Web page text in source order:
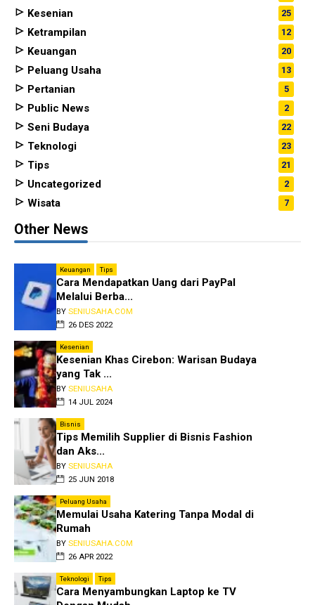
Kesenian 25
Ketrampilan 12
Keuangan 20
Peluang Usaha 13
Pertanian 5
Public News 2
Seni Budaya 22
Teknologi 23
Tips 21
Uncategorized 2
Wisata 7
Other News
Keuangan Tips
Cara Mendapatkan Uang dari PayPal
Melalui Berba...
BY SENIUSAHA.COM
26 DES 2022
Kesenian
Kesenian Khas Cirebon: Warisan Budaya
yang Tak ...
BY SENIUSAHA
14 JUL 2024
Bisnis
Tips Memilih Supplier di Bisnis Fashion
dan Aks...
BY SENIUSAHA
25 JUN 2018
Peluang Usaha
Memulai Usaha Katering Tanpa Modal di
Rumah
BY SENIUSAHA.COM
26 APR 2022
Teknologi Tips
Cara Menyambungkan Laptop ke TV